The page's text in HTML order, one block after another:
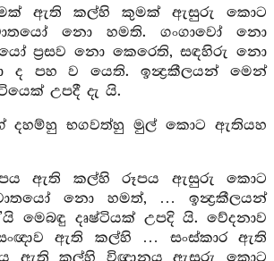
ඇති කල්හි කුමක් ඇසුරු කොට
නො හමති. ගංගාවෝ නො
ප්‍රසව නො කෙරෙති, සඳහිරු නො
ද පහ ව යෙති. ඉන්‍ද්‍රකීලයන් මෙන්
උපදී දැ යි.
දහම්හු භගවත්හු මුල් කොට ඇතියහ
ඇති කල්හි රූපය ඇසුරු කොට
නො හමත්, … ඉන්‍ද්‍රකීලයන්
මෙබඳු දෘෂ්ටියක් උපදි යි. වේදනාව
ඇති කල්හි … සංස්කාර ඇති